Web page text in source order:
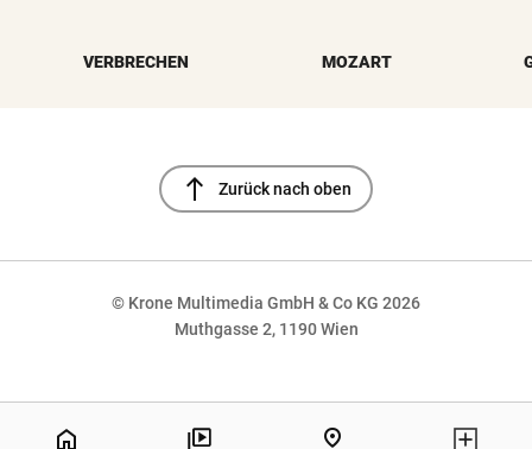
VERBRECHEN MOZART
north Zurück nach oben
© Krone Multimedia GmbH & Co KG 2026
Muthgasse 2, 1190 Wien
home pin_drop
NaN%